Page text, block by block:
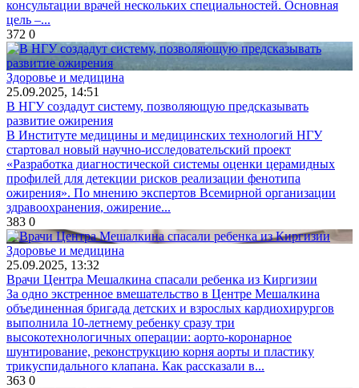
консультации врачей нескольких специальностей. Основная
цель –...
372 0
Здоровье и медицина
25.09.2025, 14:51
В НГУ создадут систему, позволяющую предсказывать
развитие ожирения
В Институте медицины и медицинских технологий НГУ
стартовал новый научно-исследовательский проект
«Разработка диагностической системы оценки церамидных
профилей для детекции рисков реализации фенотипа
ожирения». По мнению экспертов Всемирной организации
здравоохранения, ожирение...
383 0
Здоровье и медицина
25.09.2025, 13:32
Врачи Центра Мешалкина спасали ребенка из Киргизии
За одно экстренное вмешательство в Центре Мешалкина
объединенная бригада детских и взрослых кардиохирургов
выполнила 10‑летнему ребенку сразу три
высокотехнологичных операции: аорто‑коронарное
шунтирование, реконструкцию корня аорты и пластику
трикуспидального клапана. Как рассказали в...
363 0